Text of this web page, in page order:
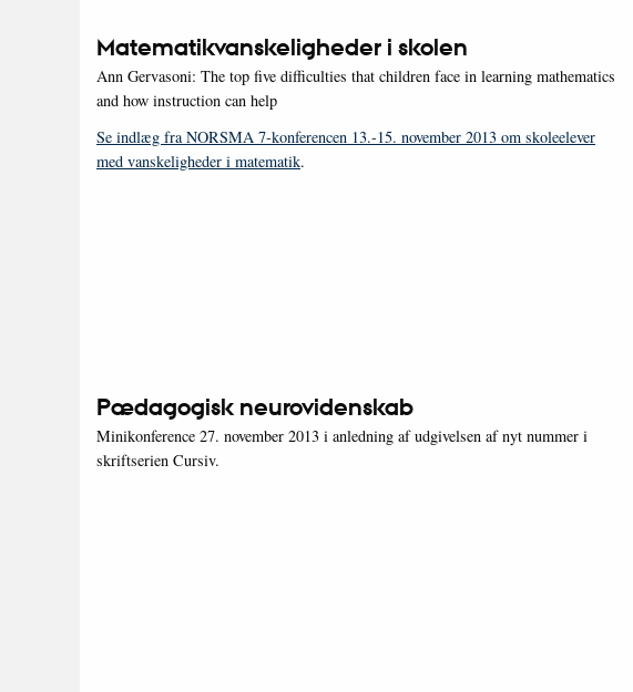
Matematikvanskeligheder i skolen
Ann Gervasoni: The top five difficulties that children face in learning mathematics
and how instruction can help
Se indlæg fra NORSMA 7-konferencen 13.-15. november 2013 om skoleelever
med vanskeligheder i matematik.
Pædagogisk neurovidenskab
Minikonference 27. november 2013 i anledning af udgivelsen af nyt nummer i
skriftserien Cursiv.